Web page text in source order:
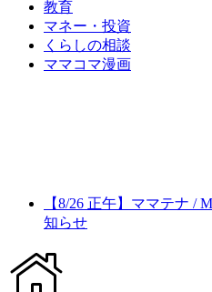
教育
マネー・投資
くらしの相談
ママコマ漫画
【8/26 正午】ママテナ /
知らせ